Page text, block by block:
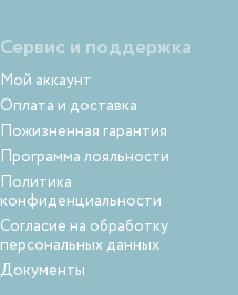
Сервис и поддержка
Мой аккаунт
Оплата и доставка
Пожизненная гарантия
Программа лояльности
Политика
конфиденциальности
Согласие на обработку
персональных данных
Документы